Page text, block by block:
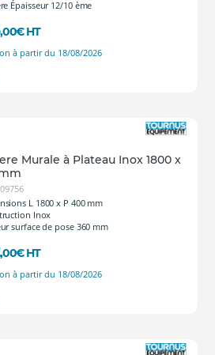
Épaisseur 12/10 ème
,00€ HT
à partir du 18/08/2026
Murale à Plateau Inox 1800 x
L 1800 x P 400 mm
Inox
surface de pose 360 mm
,00€ HT
à partir du 18/08/2026